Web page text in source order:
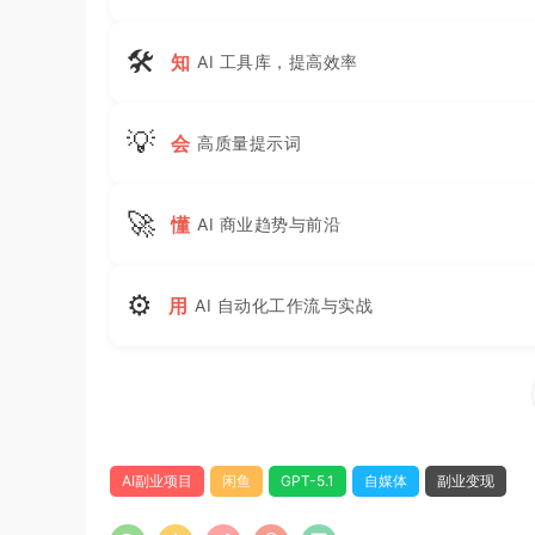
🛠 知 AI 工具库，提高效率
💡 会 高质量提示词
🚀 懂 AI 商业趋势与前沿
⚙ 用 AI 自动化工作流与实战
AI副业项目 闲鱼 GPT-5.1 自媒体 副业变现